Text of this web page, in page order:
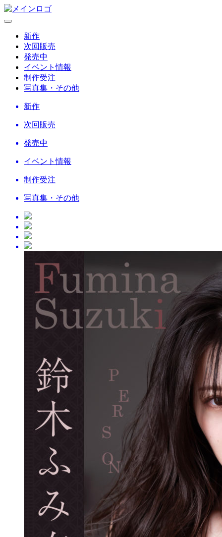
新作
次回販売
発売中
イベント情報
制作受注
写真集・その他
新作
次回販売
発売中
イベント情報
制作受注
写真集・その他